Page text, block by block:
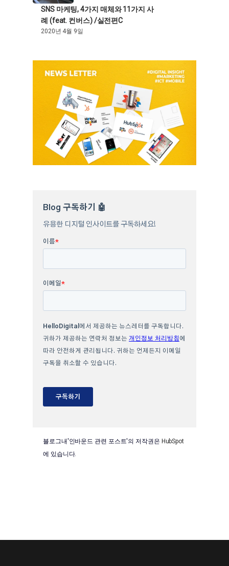
SNS 마케팅, 4가지 매체와 11가지 사
례 (feat. 컨버스) /실전편C
2020년 4월 9일
블로그내'인바운드 관련 포스트'의 저작권은 HubSpot
에 있습니다.